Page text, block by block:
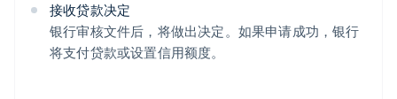
接收贷款决定
银行审核文件后，将做出决定。如果申请成功，银行
将支付贷款或设置信用额度。